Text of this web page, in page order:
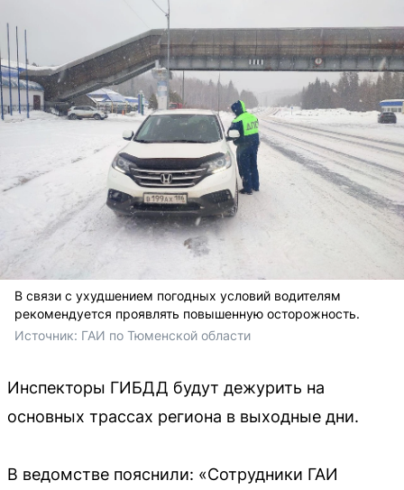
В связи с ухудшением погодных условий водителям
рекомендуется проявлять повышенную осторожность.
Источник: ГАИ по Тюменской области
Инспекторы ГИБДД будут дежурить на
основных трассах региона в выходные дни.
В ведомстве пояснили: «Сотрудники ГАИ